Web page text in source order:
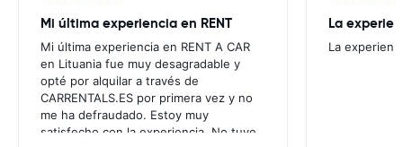
Mi última experiencia en RENT
Mi última experiencia en RENT A CAR
en Lituania fue muy desagradable y
opté por alquilar a través de
CARRENTALS.ES por primera vez y no
me ha defraudado. Estoy muy
satisfecho con la experiencia. No tuve
La
La